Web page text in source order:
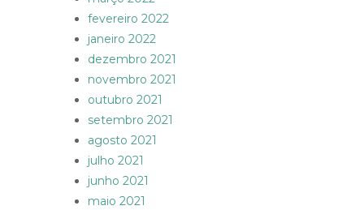
fevereiro 2022
janeiro 2022
dezembro 2021
novembro 2021
outubro 2021
setembro 2021
agosto 2021
julho 2021
junho 2021
maio 2021